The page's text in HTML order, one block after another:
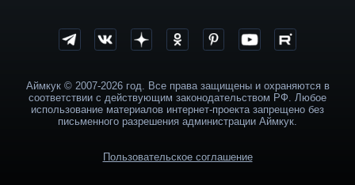
Аймкук © 2007-2026 год. Все права защищены и охраняются в
соответствии с действующим законодательством РФ. Любое
использование материалов интернет-проекта запрещено без
письменного разрешения администрации Аймкук.
Пользовательское соглашение